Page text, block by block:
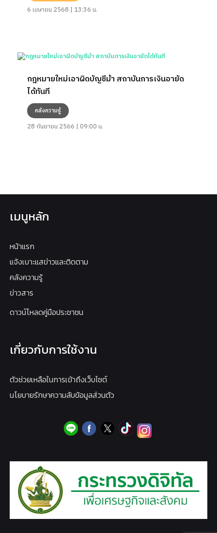
6 เมษายน 2568 | 13:36 น.
กฎหมายใหม่เอาผิดบัญชีม้า สถาบันการเงินอายัด
ได้ทันที
คลังความรู้
28 กันยายน 2566 | 09:00 น.
เมนูหลัก
หน้าแรก
แจ้งเบาะแสข่าวและติดตาม
คลังความรู้
ข่าวสาร
ดาวน์โหลดคู่มือประชาชน
เกี่ยวกับการใช้งาน
ตัวช่วยเหลือในการเข้าถึงเว็บไซต์
นโยบายรักษาความลับข้อมูลส่วนตัว